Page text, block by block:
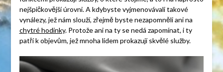
nejšpičkovější úrovni. A kdybyste vyjmenovávali takové
vynálezy, jež nám slouží, zřejmě byste nezapomněli ani na
chytré hodinky. Protože ani na ty se nedá zapomínat, i ty
patří k objevům, jež mnoha lidem prokazují skvělé služby.